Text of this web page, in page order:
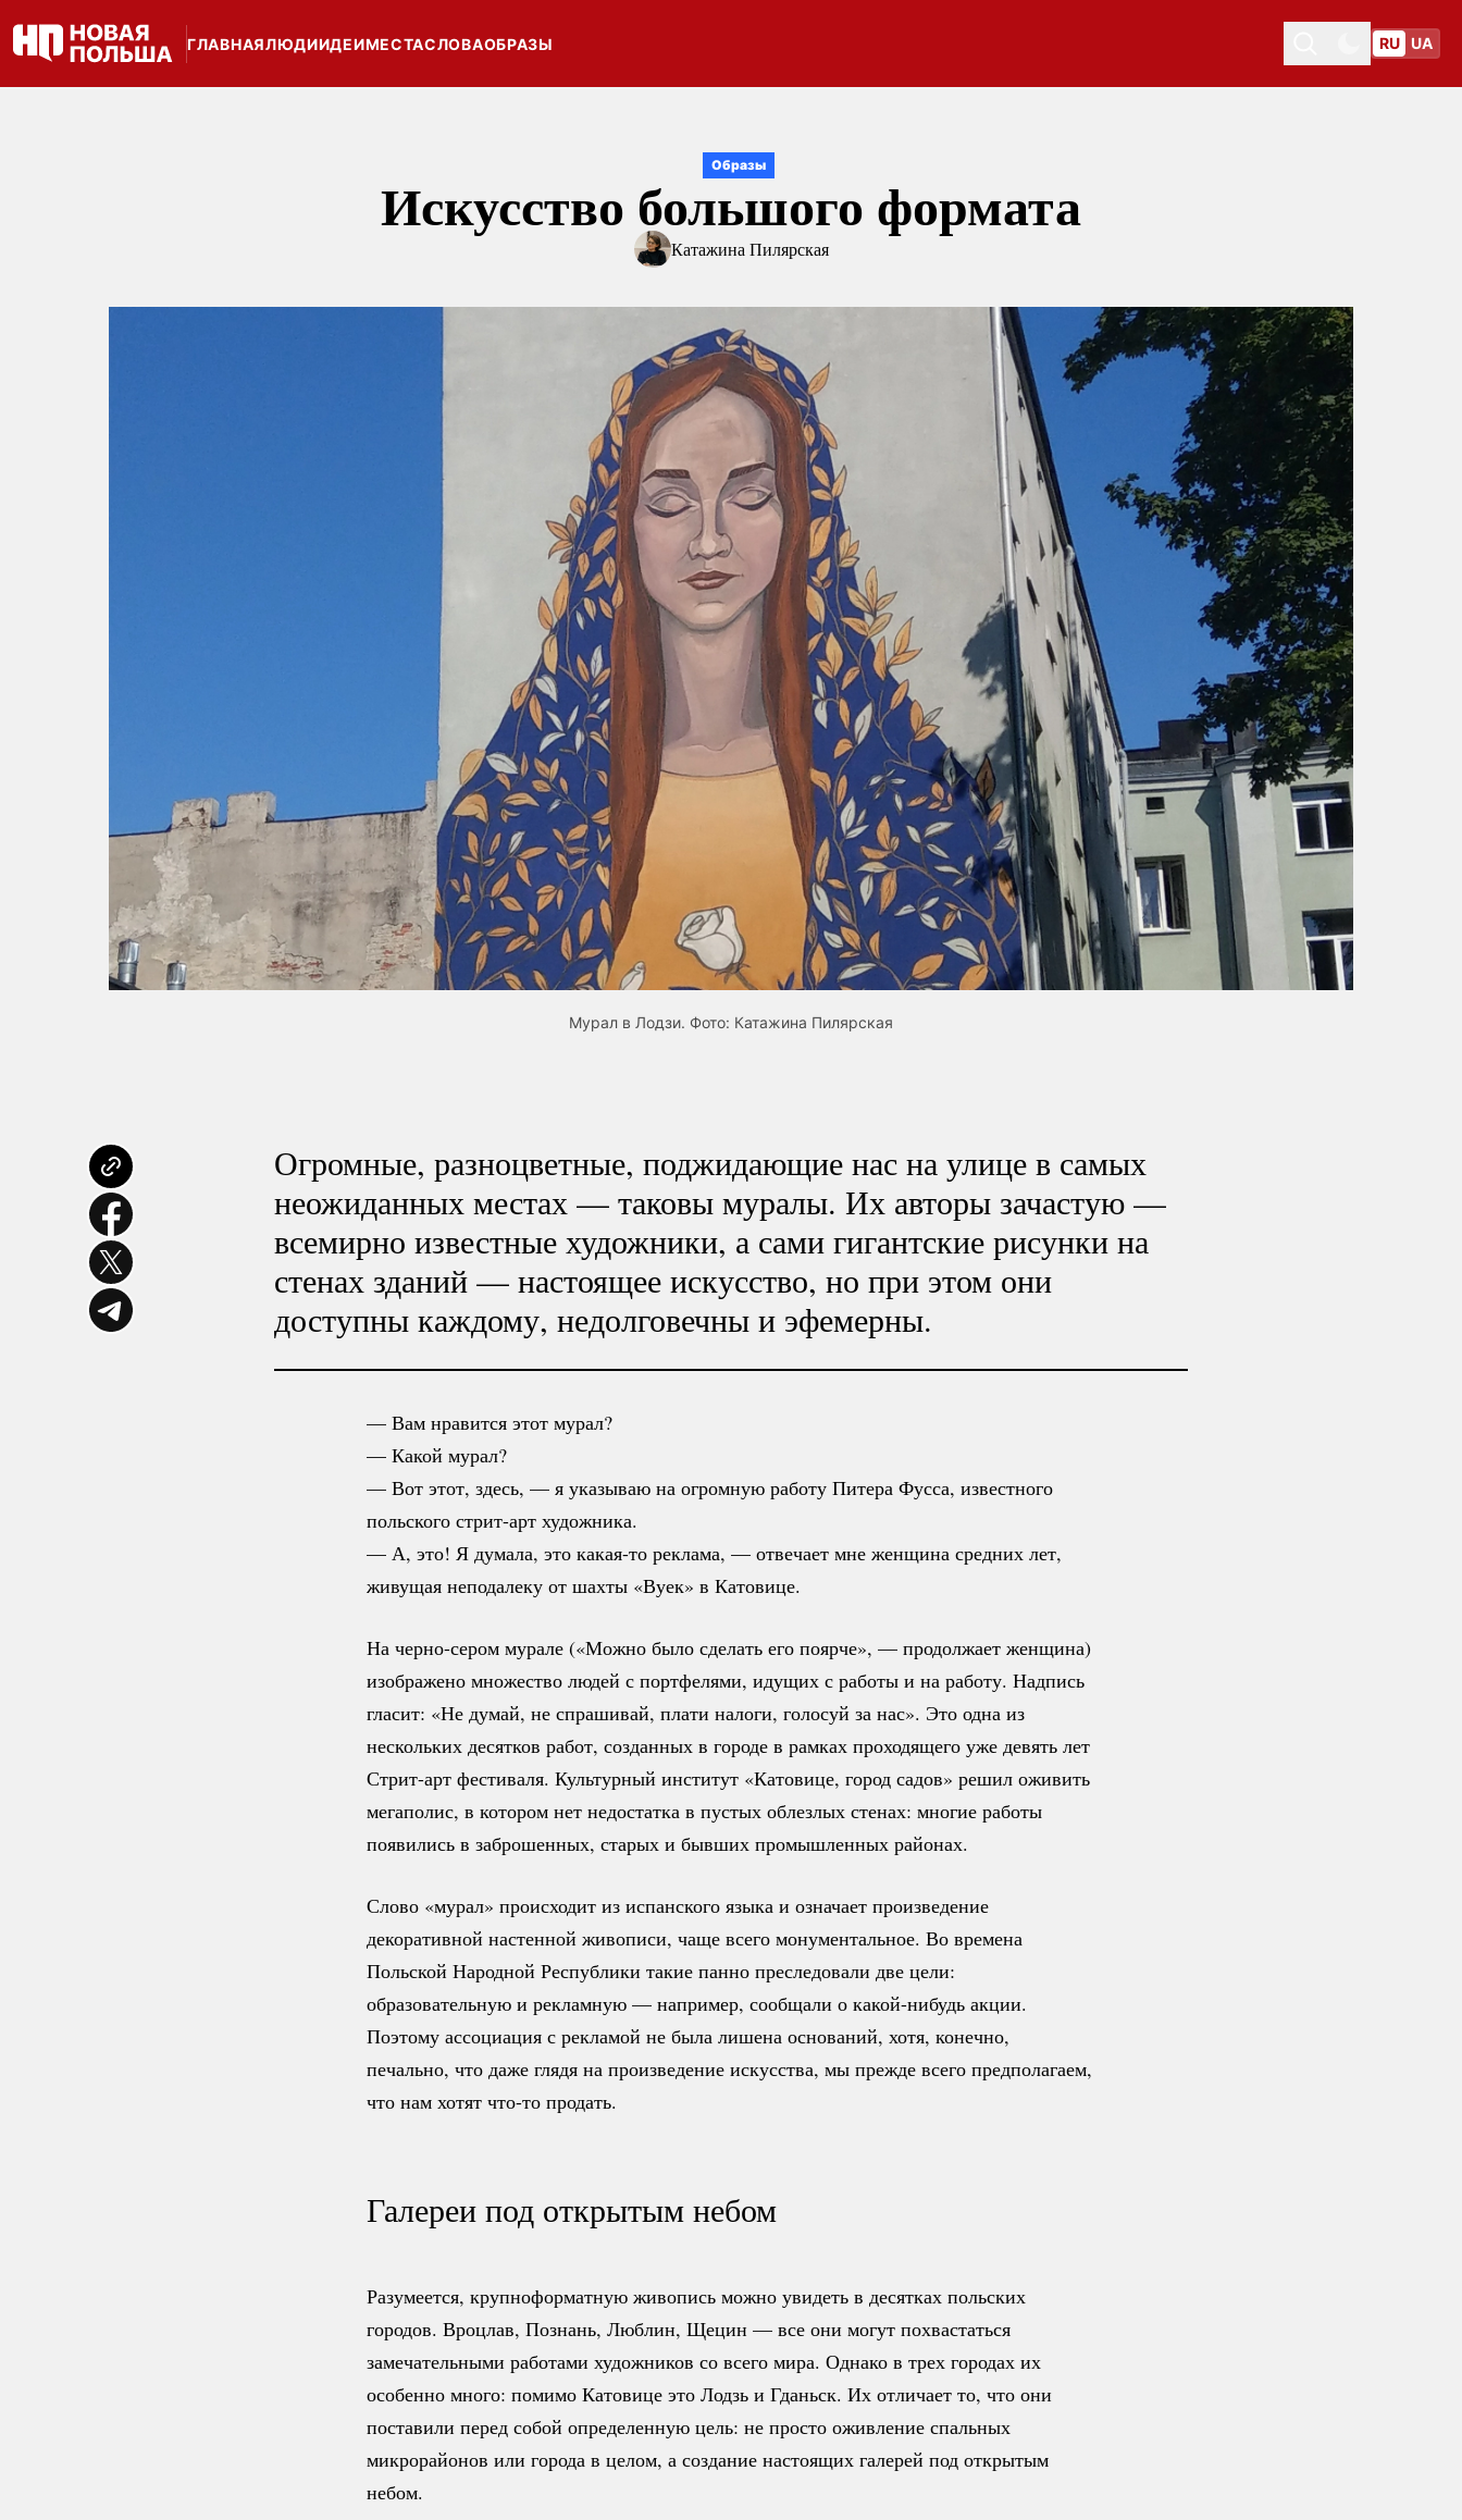
ГЛАВНАЯЛЮДИИДЕИМЕСТАСЛОВАОБРАЗЫ
Toggle themeToggle theme
RU UA
Образы
Искусство большого формата
Катажина Пилярская
Мурал в Лодзи. Фото: Катажина Пилярская
Огромные, разноцветные, поджидающие нас на улице в самых
неожиданных местах — таковы муралы. Их авторы зачастую —
всемирно известные художники, а сами гигантские рисунки на
стенах зданий — настоящее искусство, но при этом они
доступны каждому, недолговечны и эфемерны.
— Вам нравится этот мурал?
— Какой мурал?
— Вот этот, здесь, — я указываю на огромную работу Питера Фусса, известного
польского стрит-арт художника.
— А, это! Я думала, это какая-то реклама, — отвечает мне женщина средних лет,
живущая неподалеку от шахты «Вуек» в Катовице.
На черно-сером мурале («Можно было сделать его поярче», — продолжает женщина)
изображено множество людей с портфелями, идущих с работы и на работу. Надпись
гласит: «Не думай, не спрашивай, плати налоги, голосуй за нас». Это одна из
нескольких десятков работ, созданных в городе в рамках проходящего уже девять лет
Стрит-арт фестиваля. Культурный институт «Катовице, город садов» решил оживить
мегаполис, в котором нет недостатка в пустых облезлых стенах: многие работы
появились в заброшенных, старых и бывших промышленных районах.
Слово «мурал» происходит из испанского языка и означает произведение
декоративной настенной живописи, чаще всего монументальное. Во времена
Польской Народной Республики такие панно преследовали две цели:
образовательную и рекламную — например, сообщали о какой-нибудь акции.
Поэтому ассоциация с рекламой не была лишена оснований, хотя, конечно,
печально, что даже глядя на произведение искусства, мы прежде всего предполагаем,
что нам хотят что-то продать.
Галереи под открытым небом
Разумеется, крупноформатную живопись можно увидеть в десятках польских
городов. Вроцлав, Познань, Люблин, Щецин — все они могут похвастаться
замечательными работами художников со всего мира. Однако в трех городах их
особенно много: помимо Катовице это Лодзь и Гданьск. Их отличает то, что они
поставили перед собой определенную цель: не просто оживление спальных
микрорайонов или города в целом, а создание настоящих галерей под открытым
небом.